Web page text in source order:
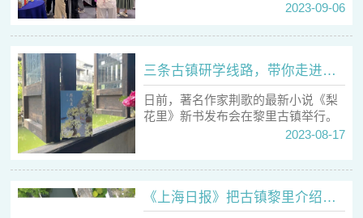
2023-09-06
三条古镇研学线路，带你走进《梨花里》的黎里
日前，著名作家荆歌的最新小说《梨
花里》新书发布会在黎里古镇举行。
2023-08-17
《上海日报》把古镇黎里介绍给世界